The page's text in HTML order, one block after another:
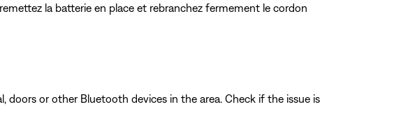
la batterie en place et rebranchez fermement le cordon
doors or other Bluetooth devices in the area. Check if the issue is